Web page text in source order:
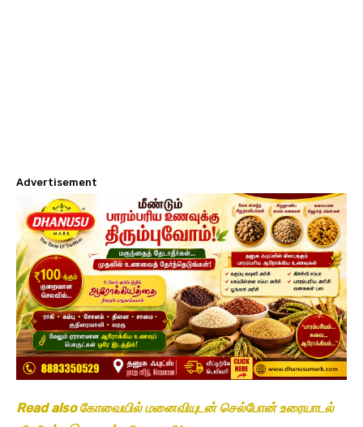
Advertisement
Read also கோவையில் மனைவியுடன் செல்போன் உரையாடல்